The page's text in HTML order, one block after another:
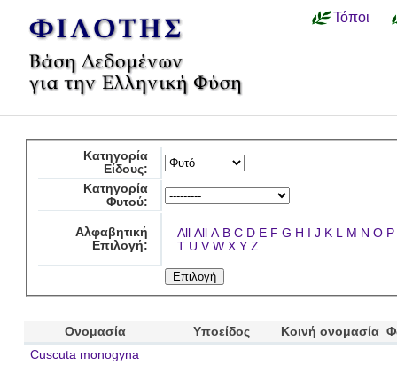
Τόποι
Κατηγορία
Είδους:
Κατηγορία
Φυτού:
Αλφαβητική
Επιλογή:
All All A B C D E F G H I J K L M N O P
T U V W X Y Z
Ονομασία Υποείδος Κοινή ονομασία
Cuscuta monogyna